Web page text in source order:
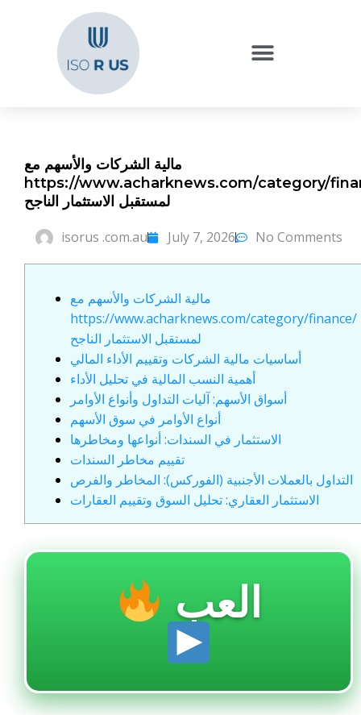
مالية الشركات والأسهم مع
https://www.acharknews.com/category/
لمستقبل الاستثمار الناجح
isorus .com.au
July 7, 2026 No Comments
مالية الشركات والأسهم مع
https://www.acharknews.com/category/finance/
لمستقبل الاستثمار الناجح
أساسيات مالية الشركات وتقييم الأداء المالي
أهمية النسب المالية في تحليل الأداء
أسواق الأسهم: آليات التداول وأنواع الأوامر
أنواع الأوامر في سوق الأسهم
الاستثمار في السندات: أنواعها ومخاطرها
تقييم مخاطر السندات
التداول بالعملات الأجنبية (الفوركس): المخاطر والفرص
الاستثمار العقاري: تحليل السوق وتقييم العقارات
العب